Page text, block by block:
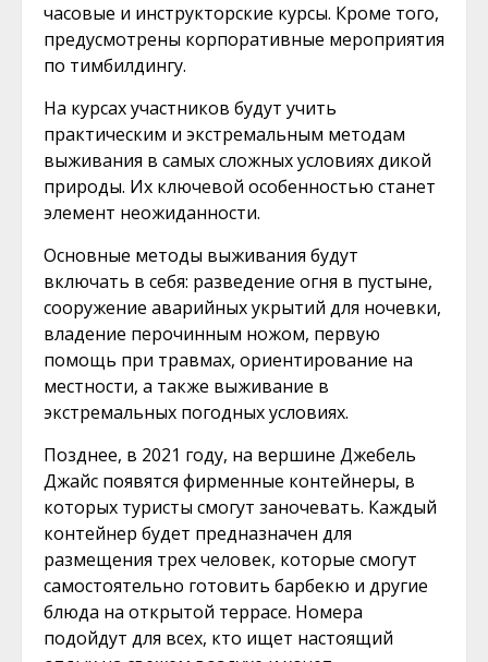
часовые и инструкторские курсы. Кроме того,
предусмотрены корпоративные мероприятия
по тимбилдингу.
На курсах участников будут учить
практическим и экстремальным методам
выживания в самых сложных условиях дикой
природы. Их ключевой особенностью станет
элемент неожиданности.
Основные методы выживания будут
включать в себя: разведение огня в пустыне,
сооружение аварийных укрытий для ночевки,
владение перочинным ножом, первую
помощь при травмах, ориентирование на
местности, а также выживание в
экстремальных погодных условиях.
Позднее, в 2021 году, на вершине Джебель
Джайс появятся фирменные контейнеры, в
которых туристы смогут заночевать. Каждый
контейнер будет предназначен для
размещения трех человек, которые смогут
самостоятельно готовить барбекю и другие
блюда на открытой террасе. Номера
подойдут для всех, кто ищет настоящий